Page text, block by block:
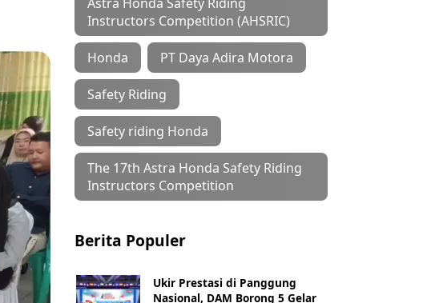
Instructors Competition (AHSRIC)
Honda PT Daya Adira Motora
Safety Riding
Safety riding Honda
The 17th Astra Honda Safety Riding
Instructors Competition
Berita Populer
Ukir Prestasi di Panggung
Nasional, DAM Borong 5 Gelar